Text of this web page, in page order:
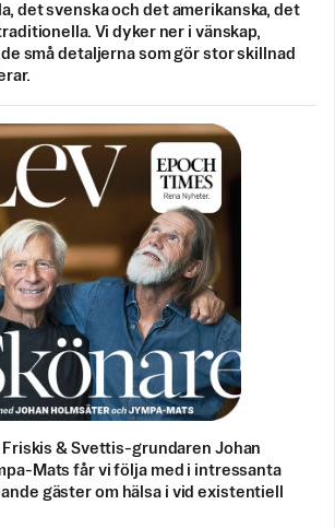
det svenska och det amerikanska, det
Vi dyker ner i vänskap,
små detaljerna som gör stor skillnad
Friskis & Svettis-grundaren Johan
Mats får vi följa med i intressanta
gäster om hälsa i vid existentiell